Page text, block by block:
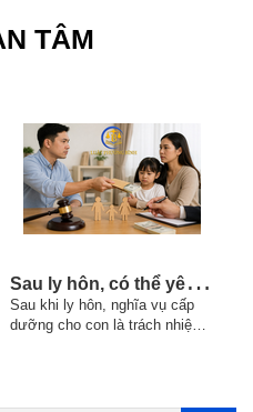
TÂM
S
au ly hôn, có thể yêu cầu thay đổi mức cấp dưỡng nếu chi phí nuôi con tăng hay không ?
Sau khi ly hôn, nghĩa vụ cấp
dưỡng cho con là trách nhiệm
dưỡng và giáo dục con. Tuy
sở